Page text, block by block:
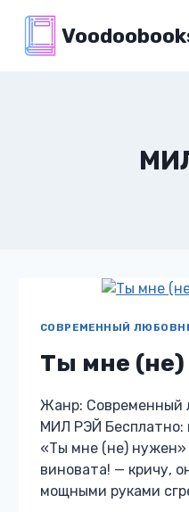
содержимому
СОВРЕМЕННЫЙ
Ты мне
Жанр: Современный
МИЛ РЭЙ Бесплатно:
«Ты мне (не)
виновата! — кричу,
мощными руками